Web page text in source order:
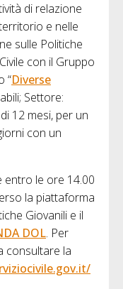
di relazione
e nelle
sulle Politiche
con il Gruppo
“Diverse
Settore:
12 mesi, per un
con un
entro le ore 14.00
la piattaforma
Giovanili e il
DOL. Per
consultare la